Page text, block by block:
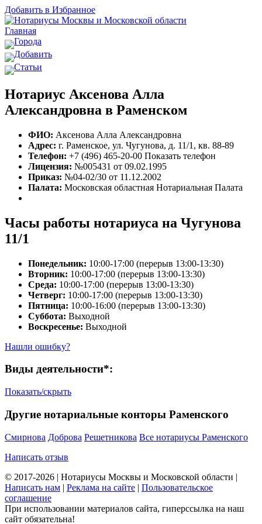
Добавить в Избранное
Главная
Города
Добавить
Статьи
Нотариус Аксенова Алла
Александровна в Раменском
ФИО: Аксенова Алла Александровна
Адрес: г. Раменское, ул. Чугунова, д. 11/1, кв. 88-89
Телефон: +7 (496) 465-20-00 Показать телефон
Лицензия: №005431 от 09.02.1995
Приказ: №04-02/30 от 11.12.2002
Палата: Московская областная Нотариальная Палата
Часы работы нотариуса на Чугунова
11/1
Понедельник: 10:00-17:00 (перерыв 13:00-13:30)
Вторник: 10:00-17:00 (перерыв 13:00-13:30)
Среда: 10:00-17:00 (перерыв 13:00-13:30)
Четверг: 10:00-17:00 (перерыв 13:00-13:30)
Пятница: 10:00-16:00 (перерыв 13:00-13:30)
Суббота: Выходной
Воскресенье: Выходной
Нашли ошибку?
Виды деятельности*:
Показать/скрыть
Другие нотариальные конторы Раменского
Смирнова Доброва Решетникова Все нотариусы Раменского
Написать отзыв
© 2017-2026 | Нотариусы Москвы и Московской области |
Написать нам | Реклама на сайте | Пользовательское
соглашение
При использовании материалов сайта, гиперссылка на наш
сайт обязательна!